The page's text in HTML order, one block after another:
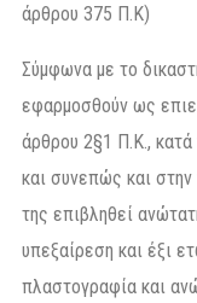
άρθρου 375 Π.Κ)
Σύμφωνα με το
εφαρμοσθούν ως
άρθρου 2§1 Π.Κ.,
και συνεπώς και
της επιβληθεί
υπεξαίρεση και έξι
πλαστογραφία και